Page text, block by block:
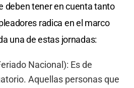
deben tener en cuenta tanto
radica en el marco
una de estas jornadas:
Nacional): Es de
Aquellas personas que